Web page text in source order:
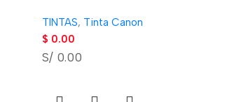
TINTAS, Tinta Canon
$ 0.00
S/ 0.00